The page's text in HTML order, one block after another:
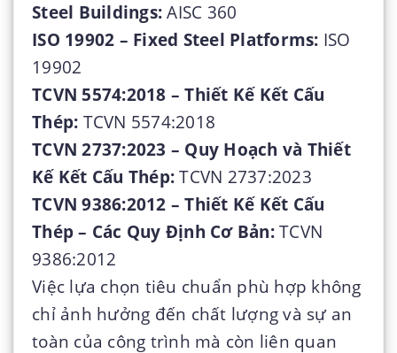
Steel Buildings: AISC 360
ISO 19902 – Fixed Steel Platforms: ISO
19902
TCVN 5574:2018 – Thiết Kế Kết Cấu
Thép: TCVN 5574:2018
TCVN 2737:2023 – Quy Hoạch và Thiết
Kế Kết Cấu Thép: TCVN 2737:2023
TCVN 9386:2012 – Thiết Kế Kết Cấu
Thép – Các Quy Định Cơ Bản:TCVN
9386:2012
Việc lựa chọn tiêu chuẩn phù hợp không
chỉ ảnh hưởng đến chất lượng và sự an
toàn của công trình mà còn liên quan